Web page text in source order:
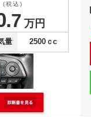
(税込)
7 万円
量 2500 ｃc